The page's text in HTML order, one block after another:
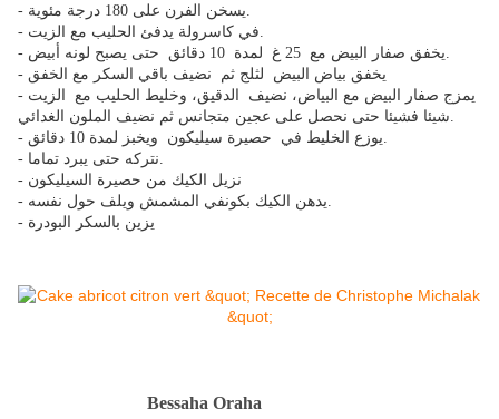
- يسخن الفرن على 180 درجة مئوية.
- في كاسرولة يدفئ الحليب مع الزيت.
- يخفق صفار البيض مع 25 غ لمدة 10 دقائق حتى يصبح لونه أبيض.
- يمزج صفار البيض مع البياض، نضيف الدقيق، وخليط الحليب مع الزيت
شيئا فشيئا حتى نحصل على عجين متجانس ثم نضيف الملون الغدائي.
- يوزع الخليط في حصيرة سيليكون ويخبز لمدة 10 دقائق.
- نتركه حتى يبرد تماما.
- نزيل الكيك من حصيرة السيليكون
- يدهن الكيك بكونفي المشمش ويلف حول نفسه.
- يزين بالسكر البودرة
Bessaha Oraha